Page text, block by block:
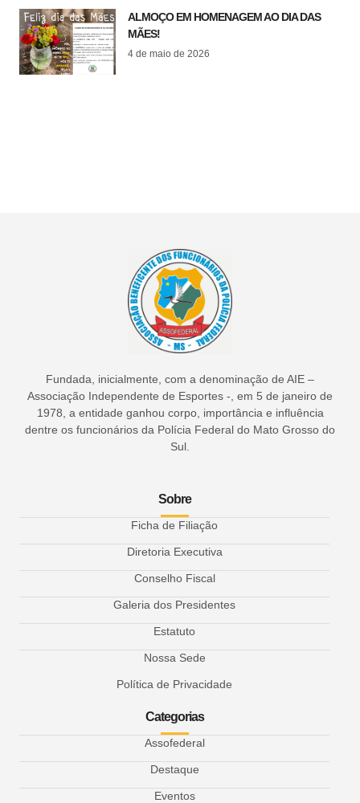
ALMOÇO EM HOMENAGEM AO DIA DAS
MÃES!
4 de maio de 2026
Fundada, inicialmente, com a denominação de AIE –
Associação Independente de Esportes -, em 5 de janeiro de
1978, a entidade ganhou corpo, importância e influência
dentre os funcionários da Polícia Federal do Mato Grosso do
Sul.
Sobre
Ficha de Filiação
Diretoria Executiva
Conselho Fiscal
Galeria dos Presidentes
Estatuto
Nossa Sede
Política de Privacidade
Categorias
Assofederal
Destaque
Eventos